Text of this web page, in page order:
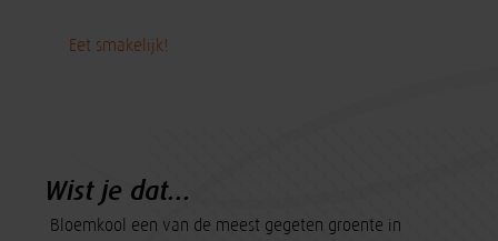
Eet smakelijk!
Wist je dat...
-Bloemkool een van de meest gegeten groente in